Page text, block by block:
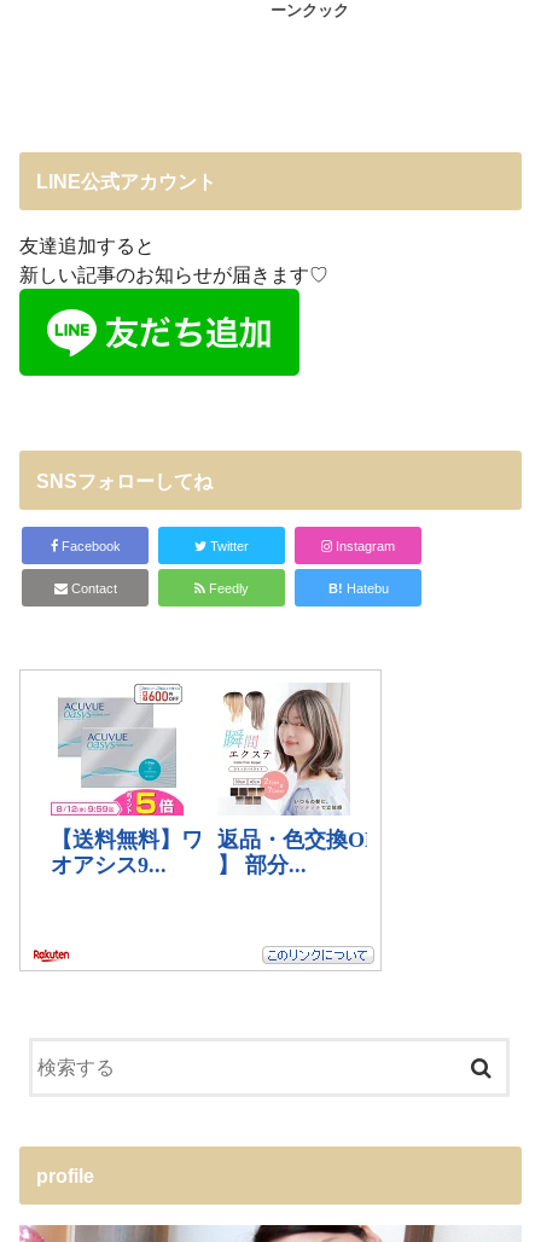
ーンクック
LINE公式アカウント
友達追加すると
新しい記事のお知らせが届きます♡
SNSフォローしてね
Facebook Twitter Instagram
Contact Feedly B! Hatebu
profile